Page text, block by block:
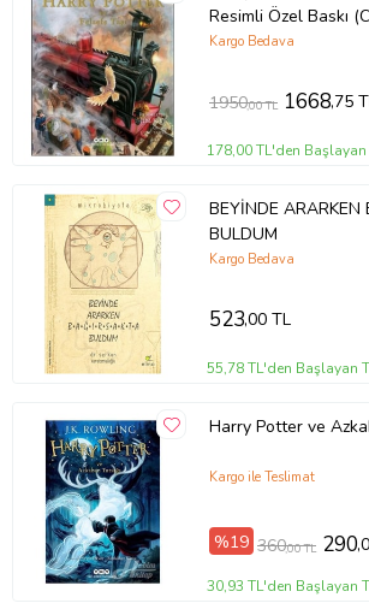
akıntıya karşı kürek çekerek, akıl almaz olanı
çalışır. H. P. Lovecraft’ın son dönem
Dağlarında, yazarın engin düş gücünün bir
gücünün yarattığı çeşitli karakterler ve
arasında ürpertici oyunlar oynamak üzere bir
Tanıtım Metni
Baskı Boyutu12,50 x 20,50 cm
Baskı Sayısı 5. Baskı
Baskı Tarihi Eylül 2025
Çevirmen
Howard Phillips Lovecraft
Resimli Özel Baskı
Kargo Bedava
1950,00 TL 1668,75
178,00 TL'den
BEYİNDE ARARKEN
BULDUM
Kargo Bedava
523,00 TL
55,78 TL'den Başlayan
Kargo ile Teslimat
%19 360,00 TL 290
30,93 TL'den Başlayan